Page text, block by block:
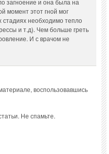
загноение и она была на
момент этот гной мог
стадиях необходимо тепло
и т.д). Чем больше греть
И с врачом не
воспользовавшись
Не спамьте.